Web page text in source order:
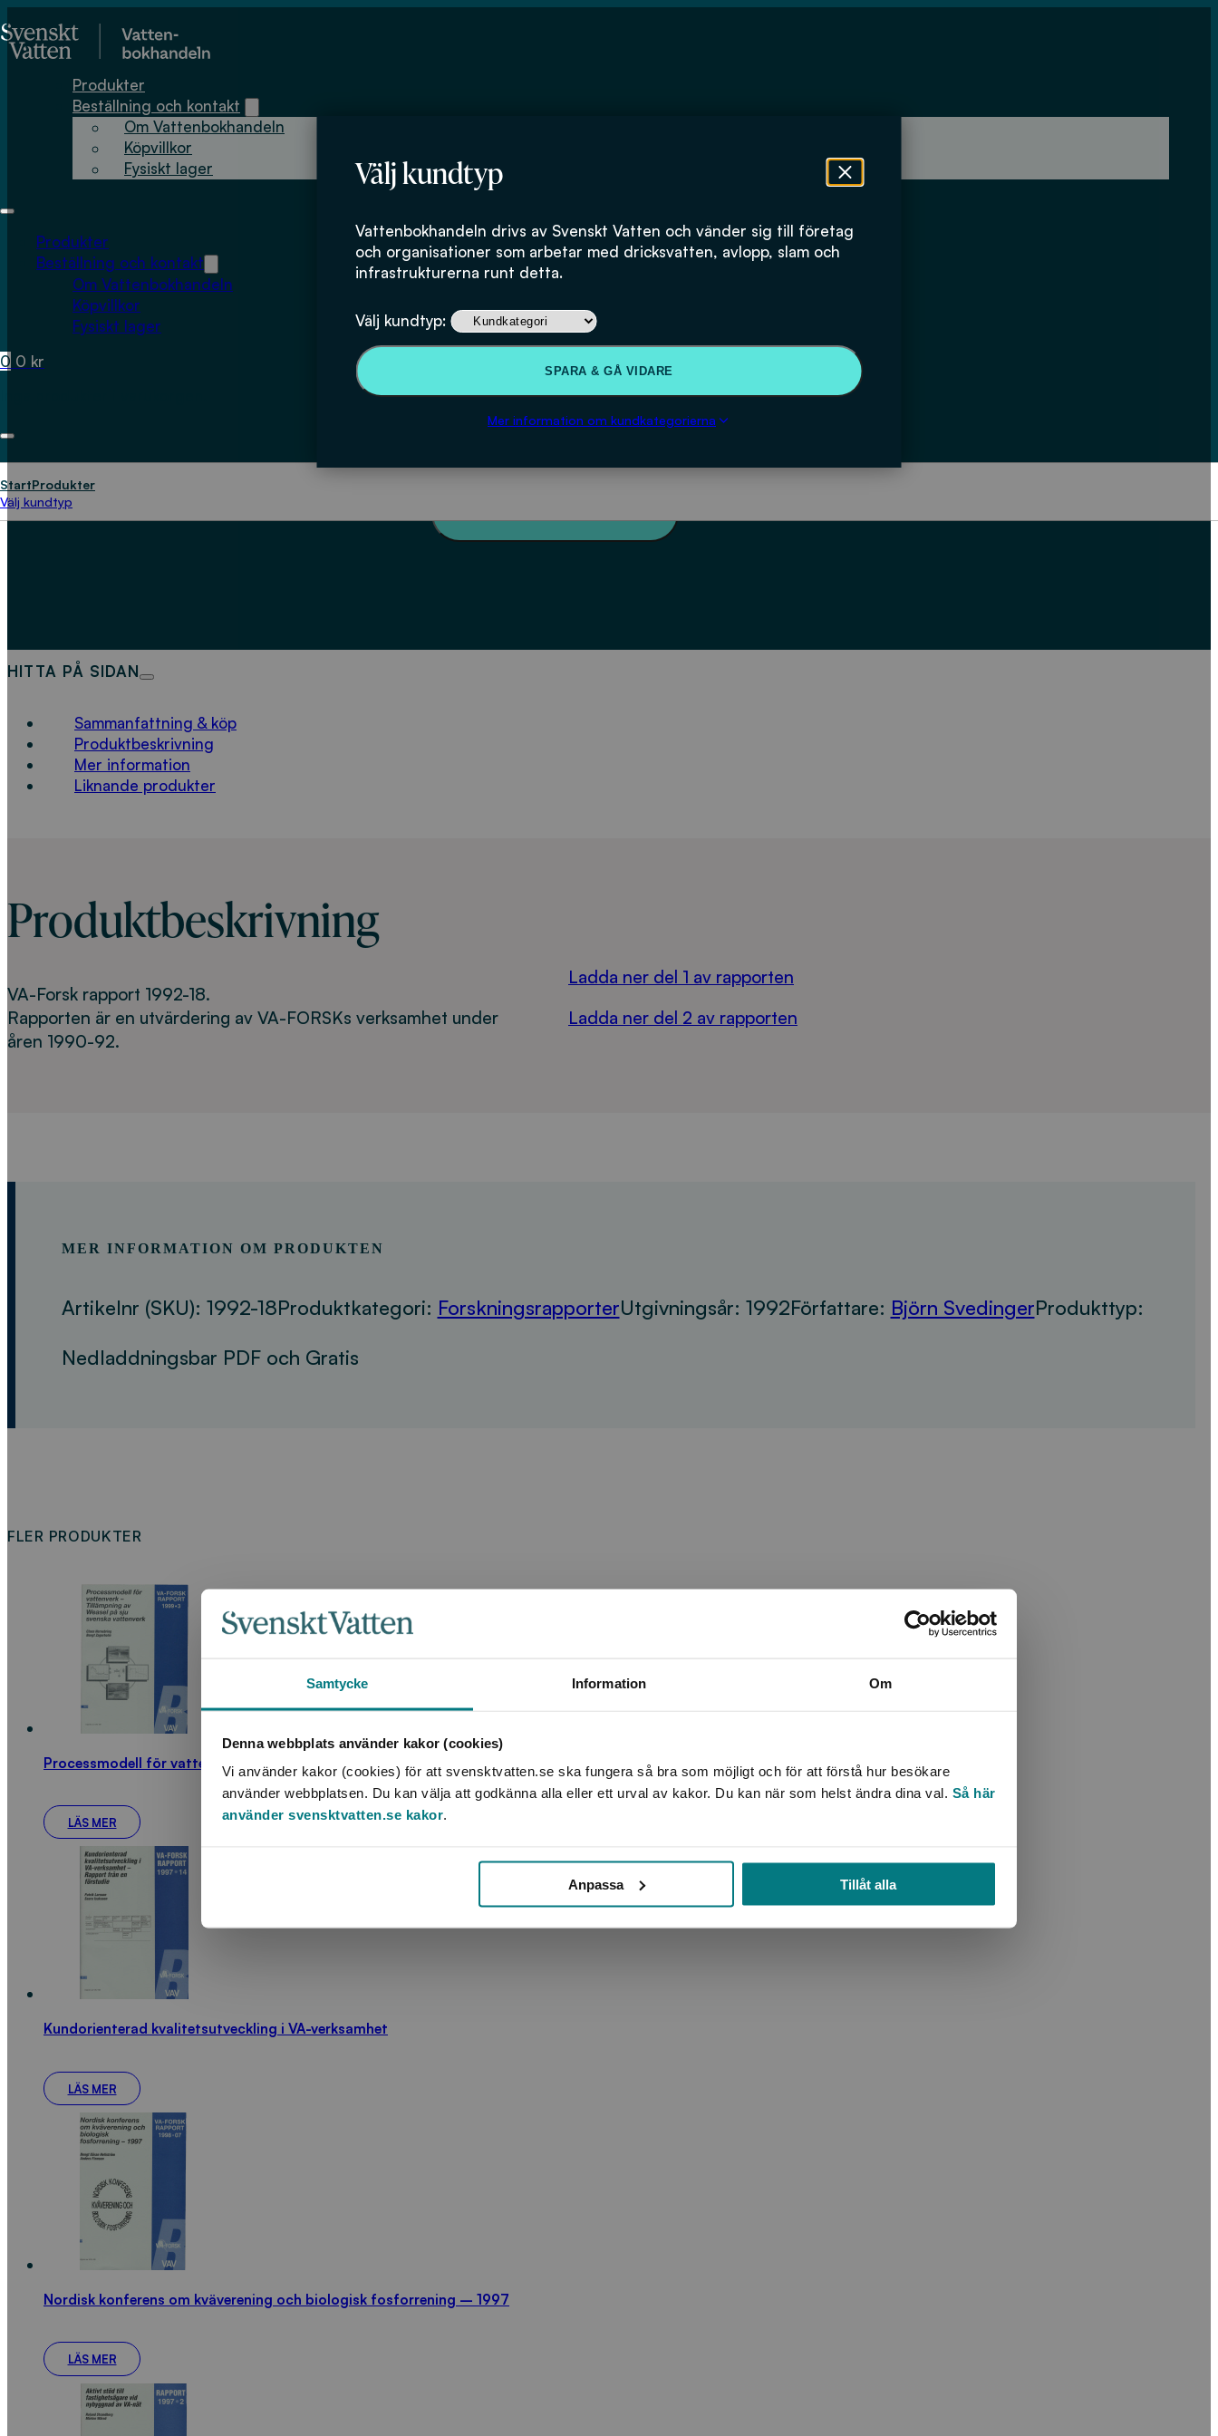
Samtycke Information Om
Denna webbplats använder kakor (cookies)
Vi använder kakor (cookies) för att svensktvatten.se ska fungera så bra som möjligt och för att förstå hur besökare
använder webbplatsen. Du kan välja att godkänna alla eller ett urval av kakor. Du kan när som helst ändra dina val. Så här
använder svensktvatten.se kakor.
Anpassa Tillåt alla
Välj kundtyp
Vattenbokhandeln drivs av Svenskt Vatten och vänder sig till företag
och organisationer som arbetar med dricksvatten, avlopp, slam och
infrastrukturerna runt detta.
Välj kundtyp:
SPARA & GÅ VIDARE
Mer information om kundkategorierna
Produkter
Beställning och kontakt
Om Vattenbokhandeln
Köpvillkor
Fysiskt lager
Produkter
Beställning och kontakt
Om Vattenbokhandeln
Köpvillkor
Fysiskt lager
0 0 kr
StartProdukter
Välj kundtyp
Utvärdering av VA-FORSK
0kr
av
mängd
HITTA PÅ SIDAN
Sammanfattning & köp
Produktbeskrivning
Mer information
Liknande produkter
Produktbeskrivning
VA-Forsk rapport 1992-18.
Rapporten är en utvärdering av VA-FORSKs verksamhet under
åren 1990-92.
Ladda ner del 1 av rapporten
Ladda ner del 2 av rapporten
MER INFORMATION OM PRODUKTEN
Artikelnr (SKU): 1992-18Produktkategori: ForskningsrapporterUtgivningsår: 1992Författare: Björn SvedingerProdukttyp:
Nedladdningsbar PDF och Gratis
FLER PRODUKTER
Processmodell för vattenverk
LÄS MER
Kundorienterad kvalitetsutveckling i VA-verksamhet
LÄS MER
Nordisk konferens om kväverening och biologisk fosforrening – 1997
LÄS MER